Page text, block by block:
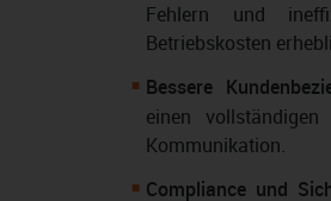
Fehlern und
Betriebskosten
Bessere
einen
Kommunikation.
Compliance und